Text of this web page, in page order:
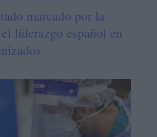
marcado por la
liderazgo español en